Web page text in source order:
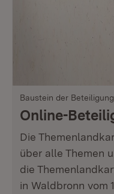
Baustein der Beteiligung
Online-
Die
über alle Themen
die
in Waldbronn vom